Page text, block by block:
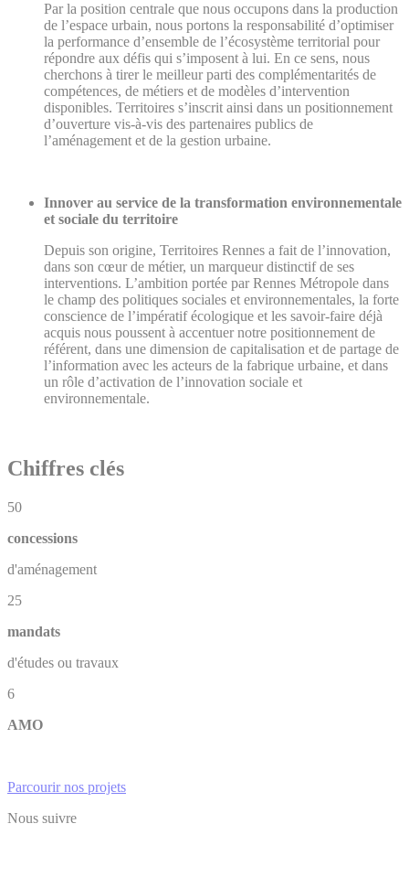
Par la position centrale que nous occupons dans la production
de l’espace urbain, nous portons la responsabilité d’optimiser
la performance d’ensemble de l’écosystème territorial pour
répondre aux défis qui s’imposent à lui. En ce sens, nous
cherchons à tirer le meilleur parti des complémentarités de
compétences, de métiers et de modèles d’intervention
disponibles. Territoires s’inscrit ainsi dans un positionnement
d’ouverture vis-à-vis des partenaires publics de
l’aménagement et de la gestion urbaine.
Innover au service de la transformation environnementale
et sociale du territoire
Depuis son origine, Territoires Rennes a fait de l’innovation,
dans son cœur de métier, un marqueur distinctif de ses
interventions. L’ambition portée par Rennes Métropole dans
le champ des politiques sociales et environnementales, la forte
conscience de l’impératif écologique et les savoir-faire déjà
acquis nous poussent à accentuer notre positionnement de
référent, dans une dimension de capitalisation et de partage de
l’information avec les acteurs de la fabrique urbaine, et dans
un rôle d’activation de l’innovation sociale et
environnementale.
Chiffres clés
50
concessions
d'aménagement
25
mandats
d'études ou travaux
6
AMO
Parcourir nos projets
Nous suivre